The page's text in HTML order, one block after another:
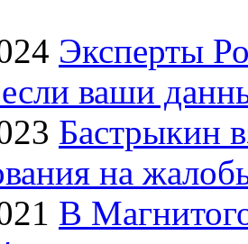
Эксперты
если ваши
Бастрыкин
на
В